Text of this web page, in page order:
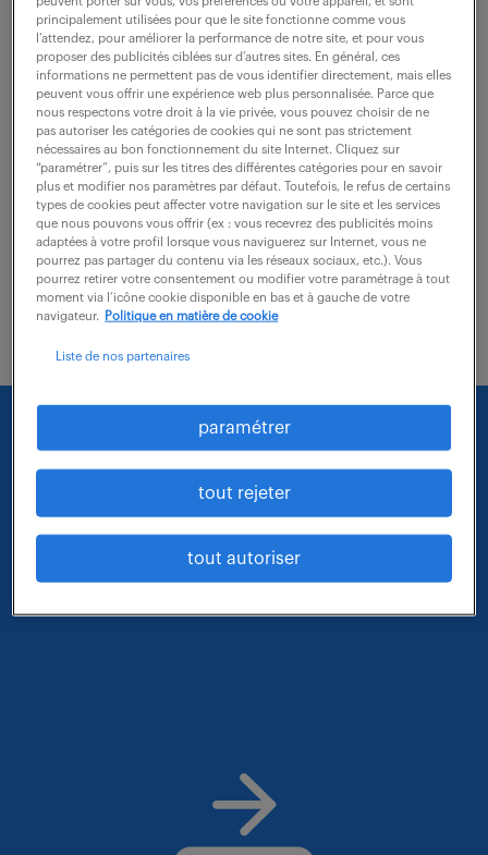
Rattaché(e) directement à la Responsable des
Relations Sociales, vous jouez un rôle pivot dans
l'animation du dialogue social et le respect des
obligations légales de l'entreprise. Vos missions...
voir l'offre
Nous faisons le maximum pour trouver un emploi
qui vous correspond parmi nos offres :
- contrat : interim
principalement utilisées pour que le site fonctionne comme vous
l’attendez, pour améliorer la performance de notre site, et pour vous
proposer des publicités ciblées sur d’autres sites. En général, ces
informations ne permettent pas de vous identifier directement, mais elles
peuvent vous offrir une expérience web plus personnalisée. Parce que
nous respectons votre droit à la vie privée, vous pouvez choisir de ne
pas autoriser les catégories de cookies qui ne sont pas strictement
nécessaires au bon fonctionnement du site Internet. Cliquez sur
“paramétrer”, puis sur les titres des différentes catégories pour en savoir
plus et modifier nos paramètres par défaut. Toutefois, le refus de certains
types de cookies peut affecter votre navigation sur le site et les services
que nous pouvons vous offrir (ex : vous recevrez des publicités moins
adaptées à votre profil lorsque vous naviguerez sur Internet, vous ne
pourrez pas partager du contenu via les réseaux sociaux, etc.). Vous
pourrez retirer votre consentement ou modifier votre paramétrage à tout
moment via l’icône cookie disponible en bas et à gauche de votre
navigateur.
Politique en matière de cookie
Liste de nos partenaires
paramétrer
tout rejeter
tout autoriser